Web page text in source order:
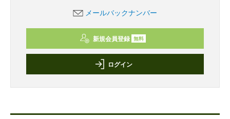
メールバックナンバー
新規会員登録 無料
ログイン